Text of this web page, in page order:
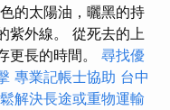
的太陽油，曬黑的持
紫外線。 從死去的上
更長的時間。 尋找優
專業記帳士協助 台中
解決長途或重物運輸